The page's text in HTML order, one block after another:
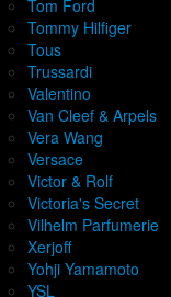
Tom Ford
Tommy Hilfiger
Tous
Trussardi
Valentino
Van Cleef & Arpels
Vera Wang
Versace
Victor & Rolf
Victoria's Secret
Vilhelm Parfumerie
Xerjoff
Yohji Yamamoto
YSL